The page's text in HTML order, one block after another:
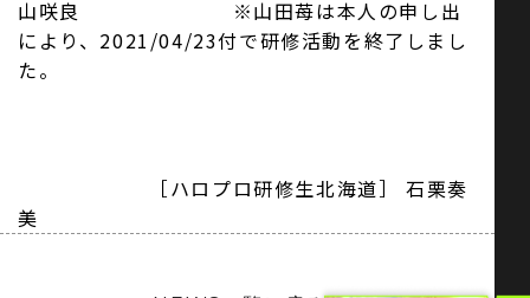
山咲良 ※山田苺は本人の申し出
により、2021/04/23付で研修活動を終了しまし
た。
［ハロプロ研修生北海道］ 石栗奏
美